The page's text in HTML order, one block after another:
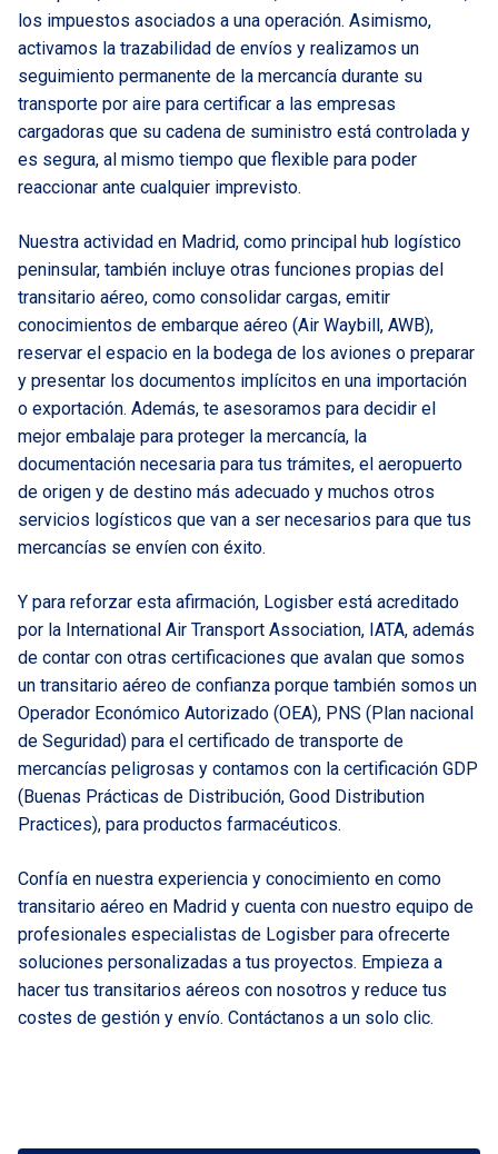
los impuestos asociados a una operación. Asimismo,
activamos la trazabilidad de envíos y realizamos un
seguimiento permanente de la mercancía durante su
transporte por aire para certificar a las empresas
cargadoras que su cadena de suministro está controlada y
es segura, al mismo tiempo que flexible para poder
reaccionar ante cualquier imprevisto.
Nuestra actividad en Madrid, como principal hub logístico
peninsular, también incluye otras funciones propias del
transitario aéreo, como consolidar cargas, emitir
conocimientos de embarque aéreo (Air Waybill, AWB),
reservar el espacio en la bodega de los aviones o preparar
y presentar los documentos implícitos en una importación
o exportación. Además, te asesoramos para decidir el
mejor embalaje para proteger la mercancía, la
documentación necesaria para tus trámites, el aeropuerto
de origen y de destino más adecuado y muchos otros
servicios logísticos que van a ser necesarios para que tus
mercancías se envíen con éxito.
Y para reforzar esta afirmación, Logisber está acreditado
por la International Air Transport Association, IATA, además
de contar con otras certificaciones que avalan que somos
un transitario aéreo de confianza porque también somos un
Operador Económico Autorizado (OEA), PNS (Plan nacional
de Seguridad) para el certificado de transporte de
mercancías peligrosas y contamos con la certificación GDP
(Buenas Prácticas de Distribución, Good Distribution
Practices), para productos farmacéuticos.
Confía en nuestra experiencia y conocimiento en como
transitario aéreo en Madrid y cuenta con nuestro equipo de
profesionales especialistas de Logisber para ofrecerte
soluciones personalizadas a tus proyectos. Empieza a
hacer tus transitarios aéreos con nosotros y reduce tus
costes de gestión y envío. Contáctanos a un solo clic.